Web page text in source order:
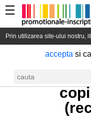
Tricouri
Prin utilizarea site-ului nostru,
accepta si